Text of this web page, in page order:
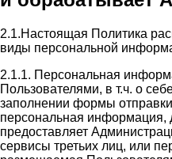
2.1.Настоящая Политика
виды персональной
2.1.1. Персональная
Пользователями, в т.ч. о
заполнении формы
персональная информация,
предоставляет
сервисы третьих лиц, или